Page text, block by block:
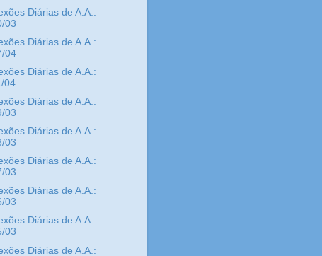
Diárias de A.A.:
03
Diárias de A.A.:
04
Diárias de A.A.:
04
Diárias de A.A.:
03
Diárias de A.A.:
03
Diárias de A.A.:
03
Diárias de A.A.:
03
Diárias de A.A.:
03
Diárias de A.A.: